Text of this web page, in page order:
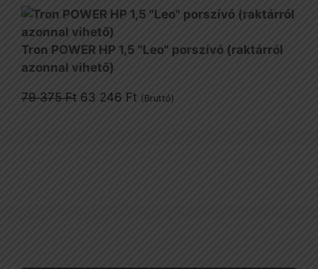
price
was:
55
195 Ft.
price
45
Tron POWER HP 1,5 "Leo" porszívó (raktárról
azonnal vihető)
79 375Ft Original
63 246 FtCurrent
(Bruttó)